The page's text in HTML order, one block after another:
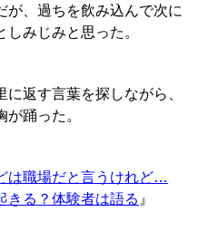
が、過ちを飲み込んで次に
みじみと思った。
返す言葉を探しながら、
踊った。
は職場だと言うけれど…
きる？体験者は語る 』